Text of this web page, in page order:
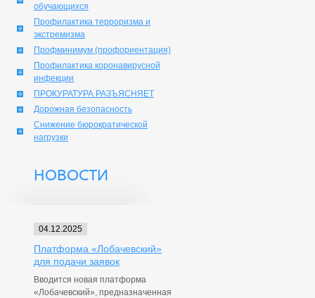
обучающихся
Профилактика терроризма и
экстремизма
Профминимум (профориентация)
Профилактика коронавирусной
инфекции
ПРОКУРАТУРА РАЗЪЯСНЯЕТ
Дорожная безопасность
Снижение бюрократической
нагрузки
НОВОСТИ
04.12.2025
Платформа «Лобачевский»
для подачи заявок
Вводится новая платформа
«Лобачевский», предназначенная